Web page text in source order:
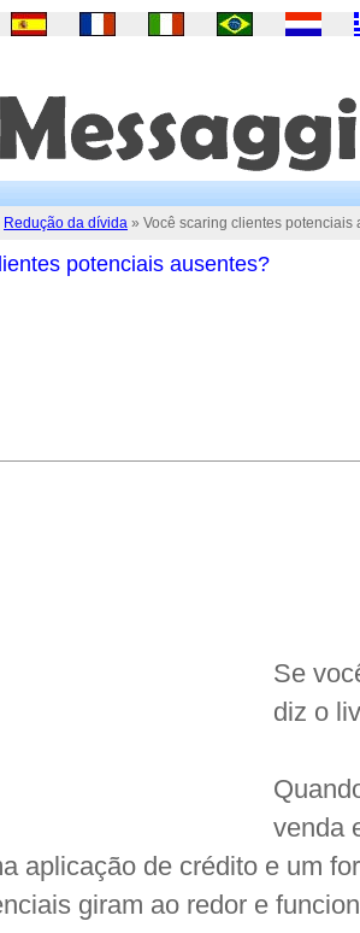
Redução da dívida » Você scaring clientes potenciais
potenciais ausentes?
Se
diz o
venda
aplicação de crédito e um
giram ao redor e